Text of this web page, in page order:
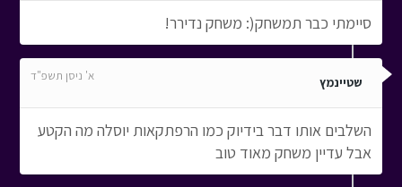
סיימתי כבר תמשחק(: משחק נדירר!
שטיינמץ א' ניסן תשפ"ד
השלבים אותו דבר בידיוק כמו הרפתקאות יוסלה מה הקטע
אבל עדיין משחק מאוד טוב